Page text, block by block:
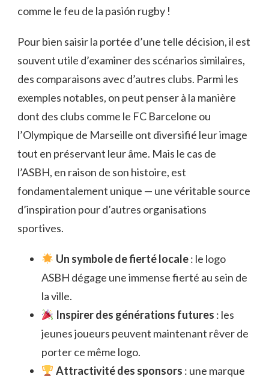
comme le feu de la pasión rugby !
Pour bien saisir la portée d’une telle décision, il est
souvent utile d’examiner des scénarios similaires,
des comparaisons avec d’autres clubs. Parmi les
exemples notables, on peut penser à la manière
dont des clubs comme le FC Barcelone ou
l’Olympique de Marseille ont diversifié leur image
tout en préservant leur âme. Mais le cas de
l’ASBH, en raison de son histoire, est
fondamentalement unique — une véritable source
d’inspiration pour d’autres organisations
sportives.
Un symbole de fierté locale: le logo
ASBH dégage une immense fierté au sein de
la ville.
Inspirer des générations futures : les
jeunes joueurs peuvent maintenant rêver de
porter ce même logo.
Attractivité des sponsors : une marque